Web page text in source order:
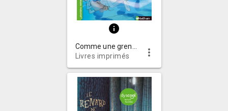
info
Livres imprimés
more_vert